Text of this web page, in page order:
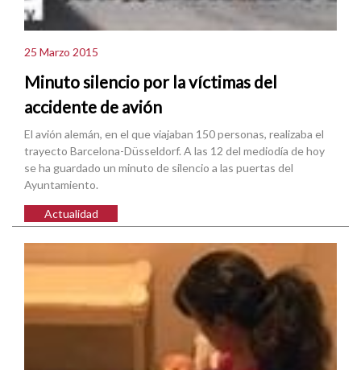
25 Marzo 2015
Minuto silencio por la víctimas del
accidente de avión
El avión alemán, en el que viajaban 150 personas, realizaba el
trayecto Barcelona-Düsseldorf. A las 12 del mediodía de hoy
se ha guardado un minuto de silencio a las puertas del
Ayuntamiento.
Actualidad